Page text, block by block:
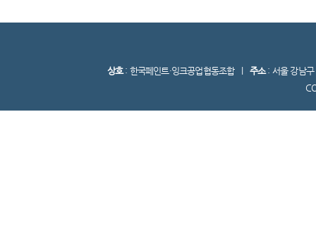
상호: 한국페인트·잉크공업협동조합 l 주소: 서울 강남